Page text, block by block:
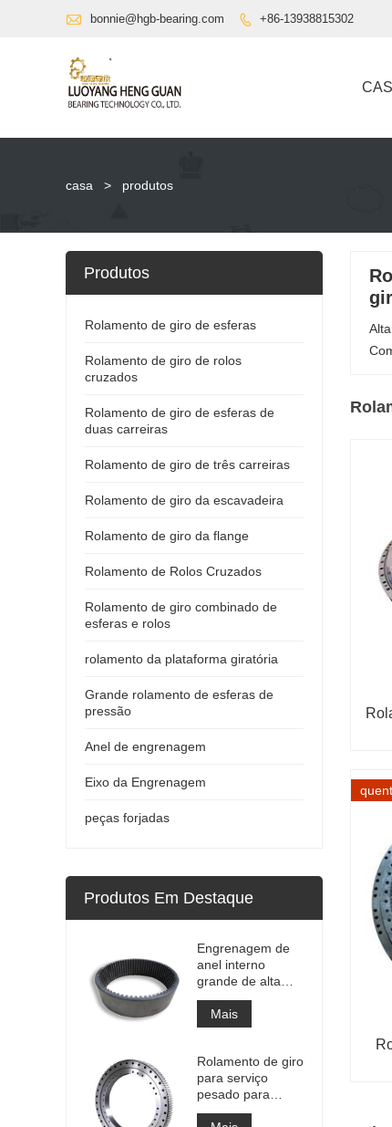
 bonnie@hgb-bearing.com  +86-13938815302
casa > produtos
Produtos
Rolamento de giro de esferas
Rolamento de giro de rolos
cruzados
Rolamento de giro de esferas de
duas carreiras
Rolamento de giro de três carreiras
Rolamento de giro da escavadeira
Rolamento de giro da flange
Rolamento de Rolos Cruzados
Rolamento de giro combinado de
esferas e rolos
rolamento da plataforma giratória
Grande rolamento de esferas de
pressão
Anel de engrenagem
Eixo da Engrenagem
peças forjadas
Produtos Em Destaque
Engrenagem de
anel interno
grande de alta
precisão
Engrenagem de
metal cilíndrica
de nitretação
Mais
Rolamento de giro
para serviço
pesado para
equipamento de